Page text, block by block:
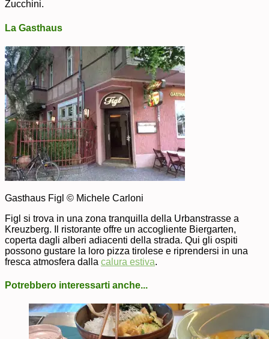
Zucchini.
La Gasthaus
Gasthaus Figl © Michele Carloni
Figl si trova in una zona tranquilla della Urbanstrasse a
Kreuzberg. Il ristorante offre un accogliente Biergarten,
coperta dagli alberi adiacenti della strada. Qui gli ospiti
possono gustare la loro pizza tirolese e riprendersi in una
fresca atmosfera dalla calura estiva.
Potrebbero interessarti anche...